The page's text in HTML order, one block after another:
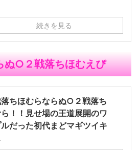
続きを見る
ぬ○２戦落ちほむえぴ
落ちほむらならぬ○２戦落ち
！！見せ場の王道展開のワ
だった初代まどマギツイキ